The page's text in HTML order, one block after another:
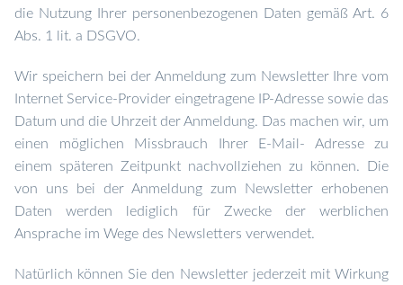
die Nutzung Ihrer personenbezogenen Daten gemäß Art. 6
Abs. 1 lit. a DSGVO.
Wir speichern bei der Anmeldung zum Newsletter Ihre vom
Internet Service-Provider eingetragene IP-Adresse sowie das
Datum und die Uhrzeit der Anmeldung. Das machen wir, um
einen möglichen Missbrauch Ihrer E-Mail- Adresse zu
einem späteren Zeitpunkt nachvollziehen zu können. Die
von uns bei der Anmeldung zum Newsletter erhobenen
Daten werden lediglich für Zwecke der werblichen
Ansprache im Wege des Newsletters verwendet.
Natürlich können Sie den Newsletter jederzeit mit Wirkung